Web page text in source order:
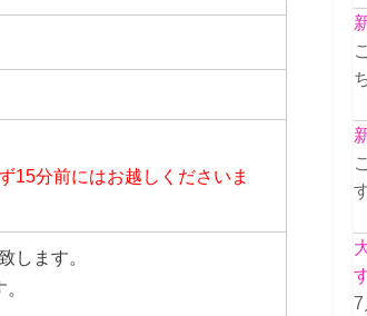
15分前にはお越しくださいま
します。
7